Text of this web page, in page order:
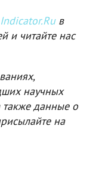
в
и читайте нас
научных
также данные о
на